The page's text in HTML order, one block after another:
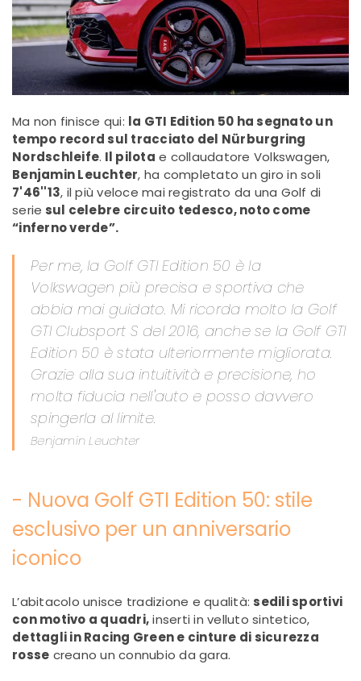
Ma non finisce qui: la GTI Edition 50 ha segnato un
tempo record sul tracciato del Nürburgring
Nordschleife. Il pilota e collaudatore Volkswagen,
Benjamin Leuchter, ha completato un giro in soli
7'46''13, il più veloce mai registrato da una Golf di
serie sul celebre circuito tedesco, noto come
“inferno verde”.
Per me, la Golf GTI Edition 50 è la
Volkswagen più precisa e sportiva che
abbia mai guidato. Mi ricorda molto la Golf
GTI Clubsport S del 2016, anche se la Golf GTI
Edition 50 è stata ulteriormente migliorata.
Grazie alla sua intuitività e precisione, ho
molta fiducia nell'auto e posso davvero
spingerla al limite.
Benjamin Leuchter
- Nuova Golf GTI Edition 50: stile
esclusivo per un anniversario
iconico
L’abitacolo unisce tradizione e qualità: sedili sportivi
con motivo a quadri,inserti in velluto sintetico,
dettagli in Racing Green e cinture di sicurezza
rosse creano un connubio da gara.